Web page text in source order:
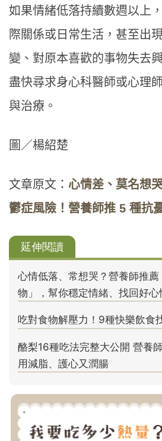
如果情緒低落持續數週以上
際關係或日常生活，甚至出
變、對原本喜歡的事物失去
盡快尋求身心科醫師或心理
與治療。
圖／楊紹楚
文章原文： 心情差、莫名想
鬱症風險！營養師推 5 種抗